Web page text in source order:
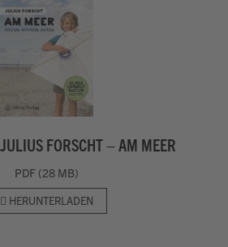
FORSCHT – AM MEER
PDF (28 MB)
HERUNTERLADEN